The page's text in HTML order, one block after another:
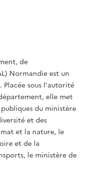
de
Normandie est un
sous l'autorité
elle met
du ministère
et des
et la nature, le
et de la
le ministère de